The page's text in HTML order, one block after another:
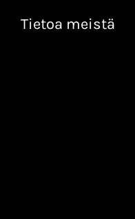
Tietoa meistä